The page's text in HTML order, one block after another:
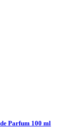
Parfum 100 ml